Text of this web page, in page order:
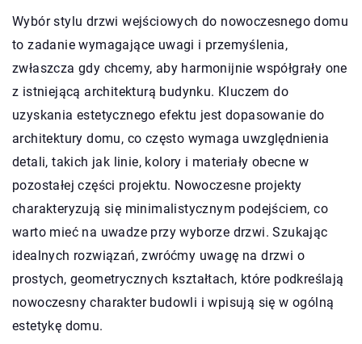
Wybór stylu drzwi wejściowych do nowoczesnego domu
to zadanie wymagające uwagi i przemyślenia,
zwłaszcza gdy chcemy, aby harmonijnie współgrały one
z istniejącą architekturą budynku. Kluczem do
uzyskania estetycznego efektu jest dopasowanie do
architektury domu, co często wymaga uwzględnienia
detali, takich jak linie, kolory i materiały obecne w
pozostałej części projektu. Nowoczesne projekty
charakteryzują się minimalistycznym podejściem, co
warto mieć na uwadze przy wyborze drzwi. Szukając
idealnych rozwiązań, zwróćmy uwagę na drzwi o
prostych, geometrycznych kształtach, które podkreślają
nowoczesny charakter budowli i wpisują się w ogólną
estetykę domu.